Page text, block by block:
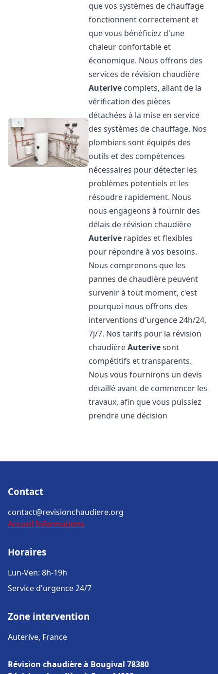
que vos systèmes de chauffage
fonctionnent correctement et
que vous bénéficiez d'une
chaleur confortable et
économique. Nous offrons des
services de révision chaudière
Auterive complets, allant de la
vérification des pièces
détachées à la mise en service
des systèmes de chauffage. Nos
plombiers sont équipés des
outils et des compétences
nécessaires pour détecter les
problèmes potentiels et les
résoudre rapidement. Nous
nous engageons à fournir des
délais de révision chaudière
Auterive rapides et flexibles
pour répondre à vos besoins.
Nous comprenons que les
pannes de chaudière peuvent
survenir à tout moment, c'est
pourquoi nous offrons des
interventions d'urgence 24h/24,
7j/7. Nos tarifs pour la révision
chaudièreAuterivesont
compétitifs et transparents.
Nous vous fournirons un devis
détaillé avant de commencer les
travaux, afin que vous puissiez
prendre une décision
Contact
contact@revisionchaudiere.org
Accueil Informations
Horaires
Lun-Ven: 8h-19h
Service d'urgence 24/7
Zone intervention
Auterive, France
Révision chaudière à Bougival 78380